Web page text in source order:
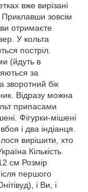
вже вирізані
Приклавши зовсім
отримаєте
У кольта
постріл.
(йдуть в
за
зворотний бік
Відразу можна
припасами
Фігурки-мішені
і два індіанця.
вирішити, хто
Кількість
см Розмір
першого
і Ви, і